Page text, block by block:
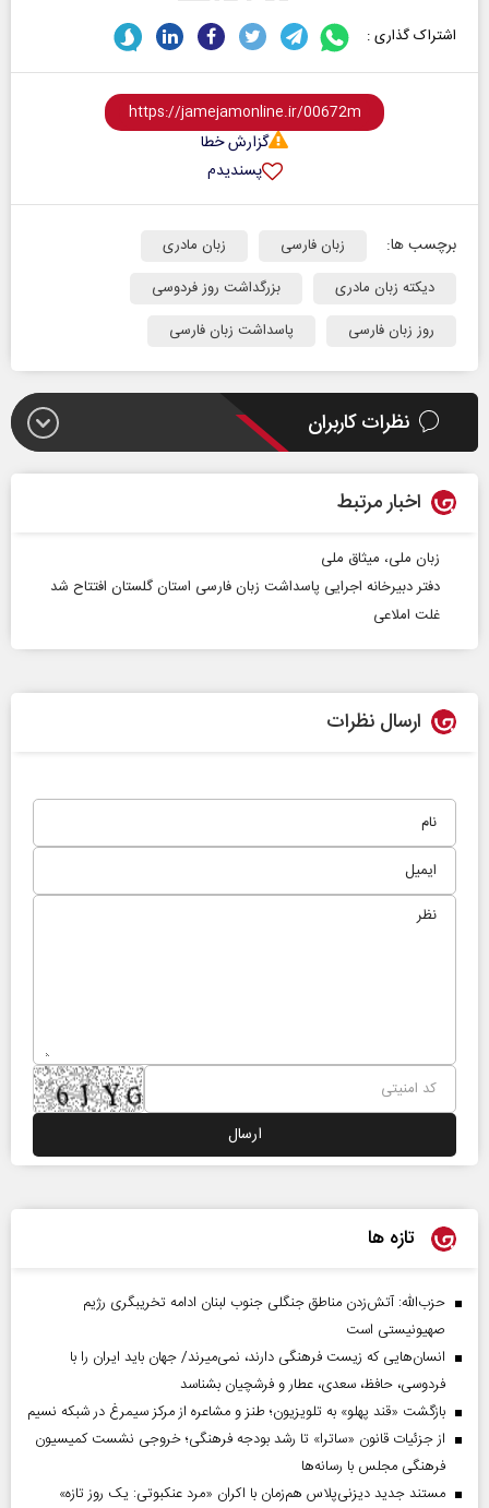
اشتراک گذاری :
گزارش خطا
پسندیدم
برچسب ها: زبان فارسی
زبان مادری
دیکته زبان مادری
بزرگداشت روز فردوسی
روز زبان فارسی
پاسداشت زبان فارسی
نظرات کاربران
اخبار مرتبط
زبان ملی، میثاق ملی
دفتر دبیرخانه اجرایی پاسداشت زبان فارسی استان گلستان افتتاح شد
غلت املاعی
ارسال نظرات
تازه ها
حزب‌الله: آتش‌زدن مناطق جنگلی جنوب لبنان ادامه تخریبگری رژیم
صهیونیستی است
انسان‌هایی که زیست فرهنگی دارند، نمی‌میرند/ جهان باید ایران را با
فردوسی، حافظ، سعدی، عطار و فرشچیان بشناسد
بازگشت «قند پهلو» به تلویزیون؛ طنز و مشاعره از مرکز سیمرغ در شبکه نسیم
از جزئیات قانون «ساترا» تا رشد بودجه فرهنگی؛ خروجی نشست کمیسیون
فرهنگی مجلس با رسانه‌ها
مستند جدید دیزنی‌پلاس هم‌زمان با اکران «مرد عنکبوتی: یک روز تازه»